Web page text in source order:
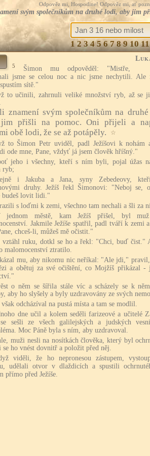
Odpověz mi, Hospodine! Odpověz mi, ať
svým společníkům na druhé lodi, aby jim
1 2 3 4 5 6 7 8 9 10 11
5
Šimon mu odpověděl: "Mistře,
jsme se celou noc a nic jsme nechytili. Ale
sítě."
to učinili, zahrnuli veliké množství ryb, až se
znamení svým společníkům na
přišli na pomoc. Oni přijeli a
obě lodi, že se až potápěly.
☆
to Šimon Petr uviděl, padl Ježíšovi k nohám
ode mne, Pane, vždyť já jsem člověk hříšný."
jeho i všechny, kteří s ním byli, pojal úžas
ryb;
i Jakuba a Jana, syny Zebedeovy,
druhy. Ježíš řekl Šimonovi: "Neboj se,
budeš lovit lidi."
s loďmi k zemi, všechno tam nechali a šli za
jednom městě, kam Ježíš přišel, byl
Jakmile Ježíše spatřil, padl tváří k zemi
chceš-li, můžeš mě očistit."
vztáhl ruku, dotkl se ho a řekl: "Chci, buď čist."
malomocenství ztratilo.
mu, aby nikomu nic neříkal: "Ale jdi,"
a obětuj za své očištění, co Mojžíš přikázal -
o něm se šířila stále víc a scházely se k
aby ho slyšely a byly uzdravovány ze svých
odcházíval na pustá místa a tam se modlil.
dne učil a kolem seděli farizeové a učitelé
sešli ze všech galilejských a judských
Moc Páně byla s ním, aby uzdravoval.
muži nesli na nosítkách člověka, který byl
se ho vnést dovnitř a položit před něj.
viděli, že ho nepronesou zástupem,
udělali otvor v dlaždicích a spustili
přímo před Ježíše.